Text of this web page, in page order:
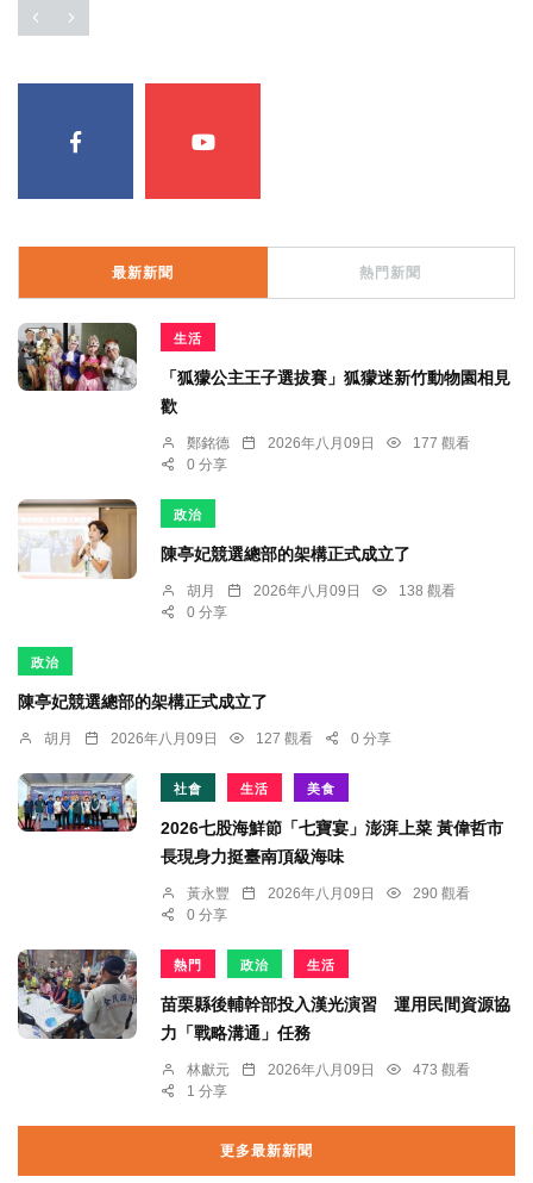
最新新聞 熱門新聞
生活
「狐獴公主王子選拔賽」狐獴迷新竹動物園相見
歡
鄭銘德 2026年八月09日
177 觀看
0 分享
政治
陳亭妃競選總部的架構正式成立了
胡月 2026年八月09日
138 觀看
0 分享
政治
陳亭妃競選總部的架構正式成立了
胡月 2026年八月09日 127 觀看 0 分享
社會 生活 美食
2026七股海鮮節「七寶宴」澎湃上菜 黃偉哲市
長現身力挺臺南頂級海味
黃永豐 2026年八月09日
290 觀看
0 分享
熱門 政治 生活
苗栗縣後輔幹部投入漢光演習 運用民間資源協
力「戰略溝通」任務
林獻元 2026年八月09日
473 觀看
1 分享
更多最新新聞